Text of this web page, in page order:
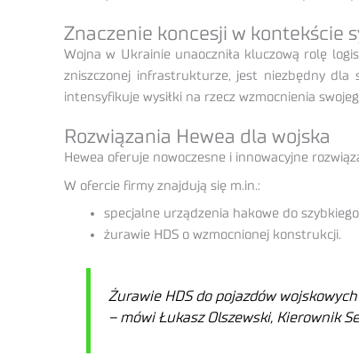
Znaczenie koncesji w kontekście
Wojna w Ukrainie unaoczniła kluczową rolę
zniszczonej infrastrukturze, jest niezbędny dla
intensyfikuje wysiłki na rzecz wzmocnienia
Rozwiązania Hewea dla wojska
Hewea oferuje nowoczesne i innowacyjne
W ofercie firmy znajdują się m.in.:
specjalne urządzenia hakowe do
żurawie HDS o wzmocnionej konstrukcji.
Żurawie HDS do pojazdów
– mówi Łukasz Olszewski, Kierownik